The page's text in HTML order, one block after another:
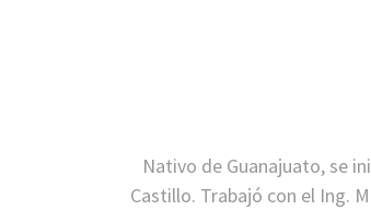
Nativo de Guanajuato, se
Castillo. Trabajó con el Ing.